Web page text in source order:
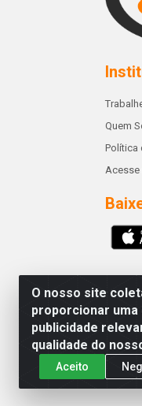
O nosso site
proporcionar
publicidade
qualidade do
Aceito
Quem
Política
Acesse